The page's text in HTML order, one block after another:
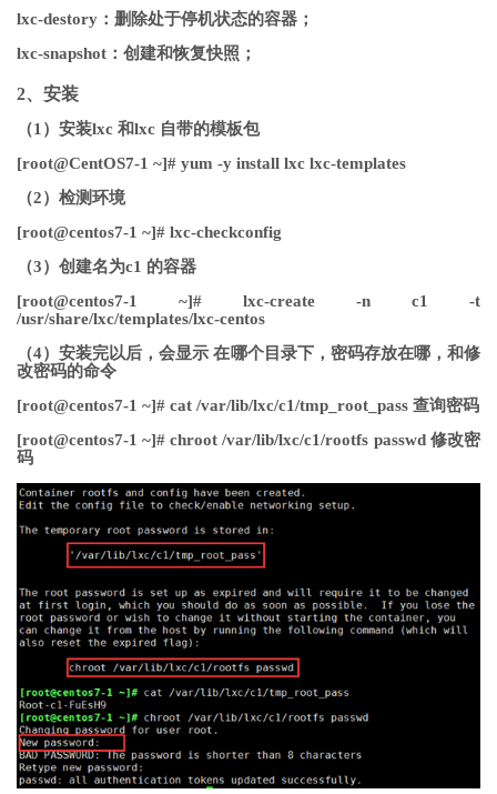
lxc-destory：删除处于停机状态的容器；
lxc-snapshot：创建和恢复快照；
2、安装
（1）安装lxc 和lxc 自带的模板包
[root@CentOS7-1 ~]# yum -y install lxc lxc-templates
（2）检测环境
[root@centos7-1 ~]# lxc-checkconfig
（3）创建名为c1 的容器
[root@centos7-1 ~]# lxc-create -n c1 -t
/usr/share/lxc/templates/lxc-centos
（4）安装完以后，会显示 在哪个目录下，密码存放在哪，和修
改密码的命令
[root@centos7-1 ~]# cat /var/lib/lxc/c1/tmp_root_pass 查询密码
[root@centos7-1 ~]# chroot /var/lib/lxc/c1/rootfs passwd 修改密
码